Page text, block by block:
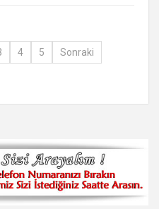
4 5 Sonraki